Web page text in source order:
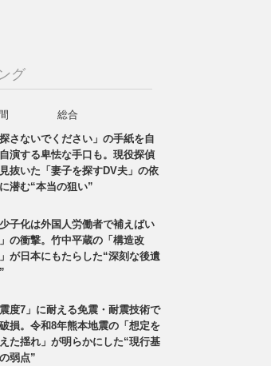
グ
総合
探さないでください」の手紙を自
演する卑怯な手口も。現役探偵
抜いた「妻子を探すDV夫」の依
潜む“本当の狙い”
少子化は外国人労働者で補えばい
の衝撃。竹中平蔵の「構造改
が日本にもたらした“深刻な後遺
震度7」に耐える免震・耐震技術で
損。令和8年熊本地震の「想定を
た揺れ」が明らかにした“現行基
弱点”